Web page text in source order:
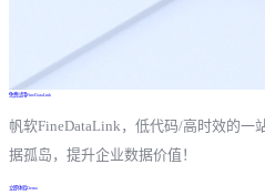
免费试用FineDataLink
帆软FineDataLink，低代码/高时效的一
据孤岛，提升企业数据价值！
立即体验Demo